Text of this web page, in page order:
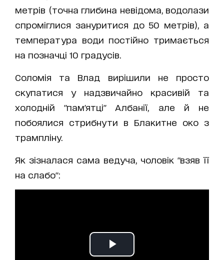
метрів (точна глибина невідома, водолази
спроміглися зануритися до 50 метрів), а
температура води постійно тримається
на позначці 10 градусів.
Соломія та Влад вирішили не просто
скупатися у надзвичайно красивій та
холодній "пам'ятці" Албанії, але й не
побоялися стрибнути в Блакитне око з
трампліну.
Як зізналася сама ведуча, чоловік "взяв її
на слабо":